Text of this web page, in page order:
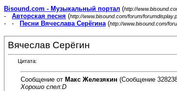
Bisound.com - Музыкальный портал (http://
- Авторская песня (http://www.bisound.com/forum/
- -
Песни Вячеслава Серёгина(http://www.bisound.com/
Вячеслав Серёгин
Цитата:
Сообщение от Макс Железякин (Сообщение
Хорошо спел:D